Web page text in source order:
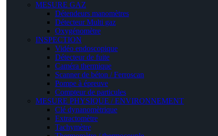
MESURE GAZ
Détendeurs manomètres
Détecteur Multi gaz
Oxygénomètre
INSPECTION
Vidéo endoscopique
Détecteur de fuite
Caméra thermique
Scanner de béton / Ferroscan
Pompe à épreuve
Compteur de particules
MESURE PHYSIQUE / ENVIRONNEMENT
Clé dynanomètrique
Extractomètre
Tachymètre